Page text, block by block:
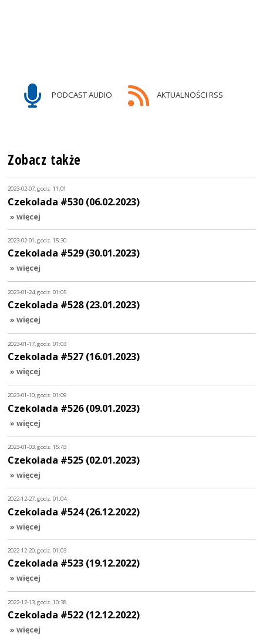
PODCAST AUDIO AKTUALNOŚCI RSS
Zobacz także
2023-02-07, godz. 11:01
Czekolada #530 (06.02.2023)
» więcej
2023-02-01, godz. 15:30
Czekolada #529 (30.01.2023)
» więcej
2023-01-24, godz. 01:05
Czekolada #528 (23.01.2023)
» więcej
2023-01-17, godz. 01:03
Czekolada #527 (16.01.2023)
» więcej
2023-01-10, godz. 01:09
Czekolada #526 (09.01.2023)
» więcej
2023-01-03, godz. 15:43
Czekolada #525 (02.01.2023)
» więcej
2022-12-27, godz. 01:04
Czekolada #524 (26.12.2022)
» więcej
2022-12-20, godz. 01:03
Czekolada #523 (19.12.2022)
» więcej
2022-12-13, godz. 10:38
Czekolada #522 (12.12.2022)
» więcej